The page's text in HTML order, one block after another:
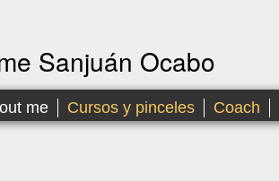
me Cursos y pinceles Coach
Sanjuán Ocabo